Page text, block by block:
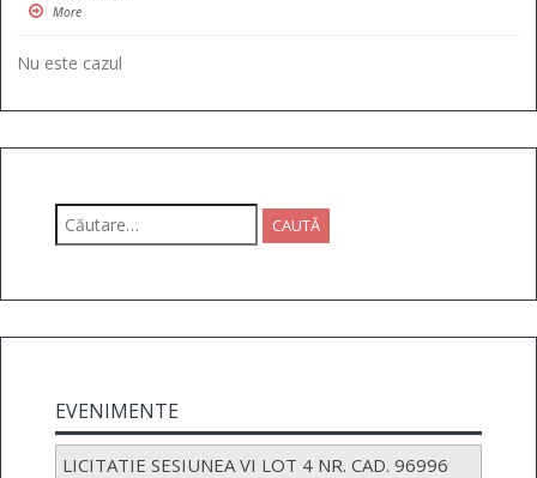
More
Nu este cazul
Caută
după:
EVENIMENTE
LICITATIE SESIUNEA VI LOT 4 NR. CAD. 96996